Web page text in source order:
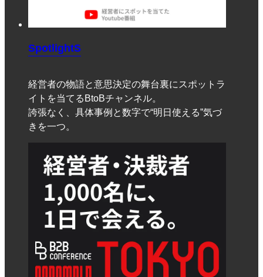
SpotlightS
経営者の物語と意思決定の舞台裏にスポットラ
イトを当てるBtoBチャンネル。
誇張なく、具体事例と数字で“明日使える”気づ
きを一つ。